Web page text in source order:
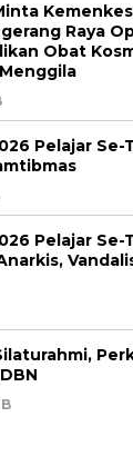
Raya
Obat
Pelajar
Pelajar